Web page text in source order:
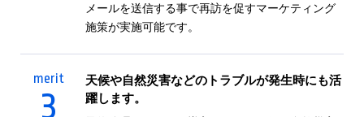
メールを送信する事で再訪を促すマーケティング
施策が実施可能です。
merit
3
天候や自然災害などのトラブルが発生時にも活
躍します。